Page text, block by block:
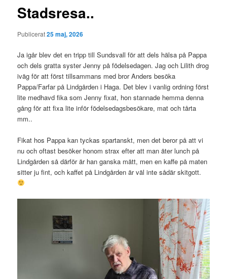
Stadsresa..
Publicerat25 maj, 2026
Ja igår blev det en tripp till Sundsvall för att dels hälsa på Pappa
och dels gratta syster Jenny på födelsedagen. Jag och Lilith drog
iväg för att först tillsammans med bror Anders besöka
Pappa/Farfar på Lindgården i Haga. Det blev i vanlig ordning först
lite medhavd fika som Jenny fixat, hon stannade hemma denna
gång för att fixa lite inför födelsedagsbesökare, mat och tårta
mm..
Fikat hos Pappa kan tyckas spartanskt, men det beror på att vi
nu och oftast besöker honom strax efter att man äter lunch på
Lindgården så därför är han ganska mätt, men en kaffe på maten
sitter ju fint, och kaffet på Lindgården är väl inte sådär skitgott.